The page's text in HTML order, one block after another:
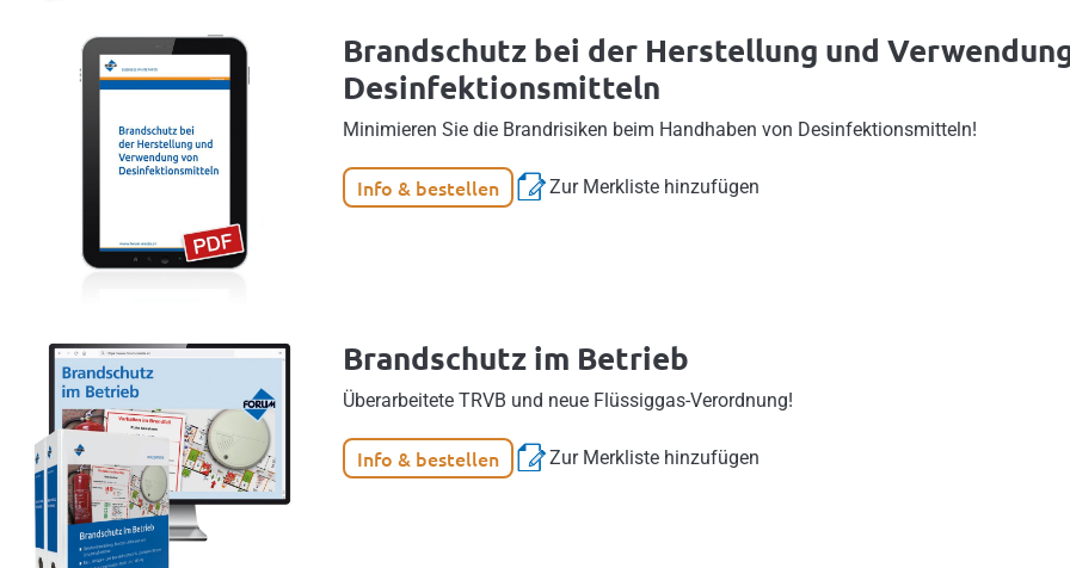
Brandschutz bei der Herstellung und
Desinfektionsmitteln
Minimieren Sie die Brandrisiken beim Handhaben von Desinfektionsmitteln!
Info & bestellen Zur Merkliste hinzufügen
Brandschutz im Betrieb
Überarbeitete TRVB und neue Flüssiggas-Verordnung!
Info & bestellen Zur Merkliste hinzufügen